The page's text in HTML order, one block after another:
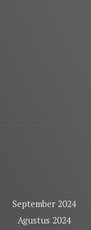
September 2024
Agustus 2024